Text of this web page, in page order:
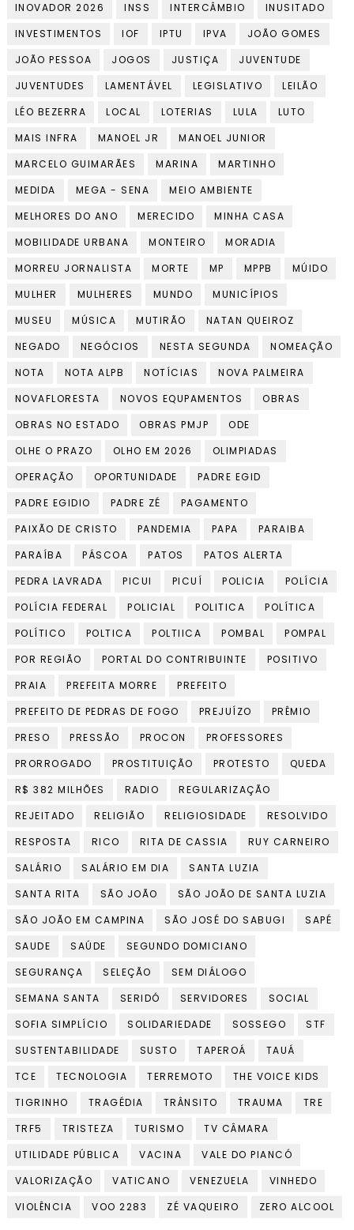
INOVADOR 2026
INSS INTERCÂMBIO
INUSITADO
INVESTIMENTOS
IOF IPTU IPVA
JOÃO GOMES
JOÃO PESSOA
JOGOS JUSTIÇA
JUVENTUDE
JUVENTUDES
LAMENTÁVEL LEGISLATIVO
LEILÃO
LÉO BEZERRA
LOCAL LOTERIAS LULA
LUTO
MAIS INFRA
MANOEL JR
MANOEL JUNIOR
MARCELO GUIMARÃES
MARINA
MARTINHO
MEDIDA
MEGA - SENA
MEIO AMBIENTE
MELHORES DO ANO
MERECIDO
MINHA CASA
MOBILIDADE URBANA
MONTEIRO
MORADIA
MORREU JORNALISTA
MORTE MP MPPB
MÚIDO
MULHER
MULHERES MUNDO
MUNICÍPIOS
MUSEU
MÚSICA MUTIRÃO
NATAN QUEIROZ
NEGADO
NEGÓCIOS NESTA SEGUNDA
NOMEAÇÃO
NOTA
NOTA ALPB NOTÍCIAS
NOVA PALMEIRA
NOVAFLORESTA
NOVOS EQUPAMENTOS
OBRAS
OBRAS NO ESTADO
OBRAS PMJP
ODE
OLHE O PRAZO
OLHO EM 2026
OLIMPIADAS
OPERAÇÃO
OPORTUNIDADE
PADRE EGID
PADRE EGIDIO
PADRE ZÉ
PAGAMENTO
PAIXÃO DE CRISTO
PANDEMIA PAPA
PARAIBA
PARAÍBA
PÁSCOA PATOS
PATOS ALERTA
PEDRA LAVRADA
PICUI PICUÍ POLICIA
POLÍCIA
POLÍCIA FEDERAL
POLICIAL POLITICA
POLÍTICA
POLÍTICO
POLTICA POLTIICA POMBAL
POMPAL
POR REGIÃO
PORTAL DO CONTRIBUINTE
POSITIVO
PRAIA
PREFEITA MORRE
PREFEITO
PREFEITO DE PEDRAS DE FOGO
PREJUÍZO
PRÊMIO
PRESO
PRESSÃO PROCON
PROFESSORES
PRORROGADO
PROSTITUIÇÃO PROTESTO
QUEDA
R$ 382 MILHÕES
RADIO
REGULARIZAÇÃO
REJEITADO
RELIGIÃO RELIGIOSIDADE
RESOLVIDO
RESPOSTA
RICO RITA DE CASSIA
RUY CARNEIRO
SALÁRIO
SALÁRIO EM DIA
SANTA LUZIA
SANTA RITA
SÃO JOÃO
SÃO JOÃO DE SANTA LUZIA
SÃO JOÃO EM CAMPINA
SÃO JOSÉ DO SABUGI
SAPÉ
SAUDE
SAÚDE
SEGUNDO DOMICIANO
SEGURANÇA
SELEÇÃO
SEM DIÁLOGO
SEMANA SANTA
SERIDÓ SERVIDORES
SOCIAL
SOFIA SIMPLÍCIO
SOLIDARIEDADE SOSSEGO
STF
SUSTENTABILIDADE
SUSTO TAPEROÁ
TAUÁ
TCE
TECNOLOGIA TERREMOTO
THE VOICE KIDS
TIGRINHO
TRAGÉDIA TRÂNSITO TRAUMA
TRE
TRF5
TRISTEZA TURISMO
TV CÂMARA
UTILIDADE PÚBLICA
VACINA
VALE DO PIANCÓ
VALORIZAÇÃO
VATICANO VENEZUELA
VINHEDO
VIOLÊNCIA
VOO 2283 ZÉ VAQUEIRO ZERO ALCOOL